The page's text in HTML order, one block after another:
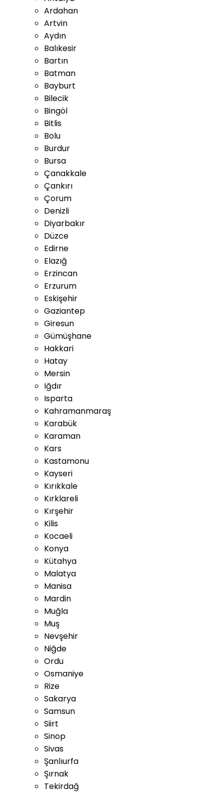
Ardahan
Artvin
Aydın
Balıkesir
Bartın
Batman
Bayburt
Bilecik
Bingöl
Bitlis
Bolu
Burdur
Bursa
Çanakkale
Çankırı
Çorum
Denizli
Diyarbakır
Düzce
Edirne
Elazığ
Erzincan
Erzurum
Eskişehir
Gaziantep
Giresun
Gümüşhane
Hakkari
Hatay
Mersin
Iğdır
Isparta
Kahramanmaraş
Karabük
Karaman
Kars
Kastamonu
Kayseri
Kırıkkale
Kırklareli
Kırşehir
Kilis
Kocaeli
Konya
Kütahya
Malatya
Manisa
Mardin
Muğla
Muş
Nevşehir
Niğde
Ordu
Osmaniye
Rize
Sakarya
Samsun
Siirt
Sinop
Sivas
Şanlıurfa
Şırnak
Tekirdağ